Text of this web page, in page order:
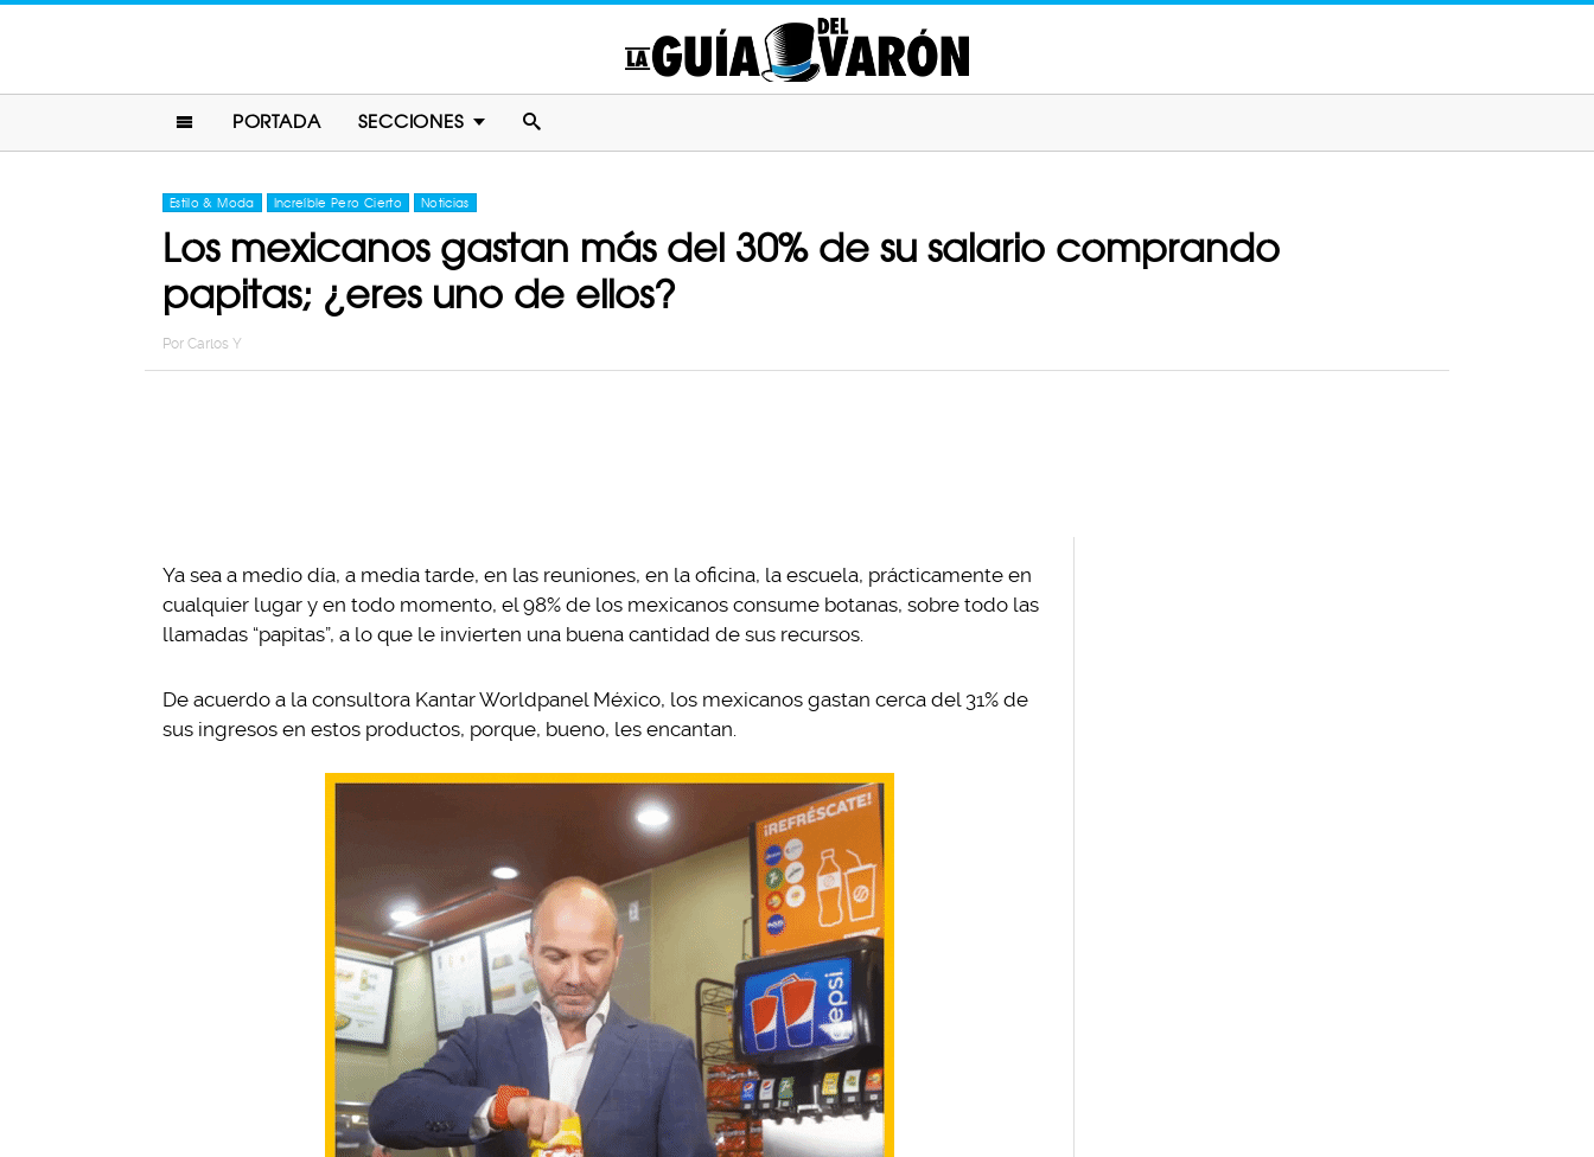
PORTADA SECCIONES
Estilo & Moda Increíble Pero Cierto Noticias
Los mexicanos gastan más del 30% de su salario comprando
papitas; ¿eres uno de ellos?
Por Carlos Y
Ya sea a medio día, a media tarde, en las reuniones, en la oficina, la escuela, prácticamente en
cualquier lugar y en todo momento, el 98% de los mexicanos consume botanas, sobre todo las
llamadas “papitas”, a lo que le invierten una buena cantidad de sus recursos.
De acuerdo a la consultora Kantar Worldpanel México, los mexicanos gastan cerca del 31% de
sus ingresos en estos productos, porque, bueno, les encantan.